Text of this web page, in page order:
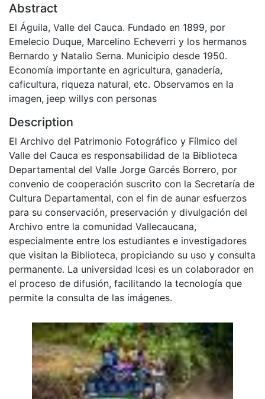
Abstract
El Águila, Valle del Cauca. Fundado en 1899, por
Emelecio Duque, Marcelino Echeverri y los hermanos
Bernardo y Natalio Serna. Municipio desde 1950.
Economía importante en agricultura, ganadería,
caficultura, riqueza natural, etc. Observamos en la
imagen, jeep willys con personas
Description
El Archivo del Patrimonio Fotográfico y Fílmico del
Valle del Cauca es responsabilidad de la Biblioteca
Departamental del Valle Jorge Garcés Borrero, por
convenio de cooperación suscrito con la Secretaría de
Cultura Departamental, con el fin de aunar esfuerzos
para su conservación, preservación y divulgación del
Archivo entre la comunidad Vallecaucana,
especialmente entre los estudiantes e investigadores
que visitan la Biblioteca, propiciando su uso y consulta
permanente. La universidad Icesi es un colaborador en
el proceso de difusión, facilitando la tecnología que
permite la consulta de las imágenes.